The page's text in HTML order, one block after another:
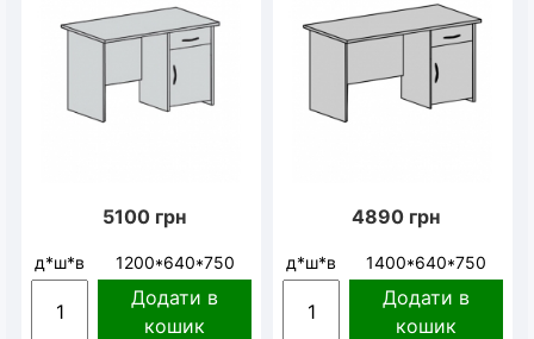
5100 грн
д*ш*в 1200*640*750
Додати в
кошик
4890 грн
д*ш*в 1400*640*750
Додати в
кошик